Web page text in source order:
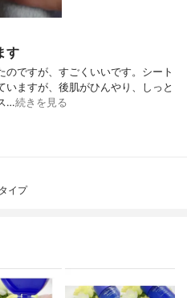
す
ですが、すごくいいです。シート
ますが、後肌がひんやり、しっと
…続きを見る
イプ